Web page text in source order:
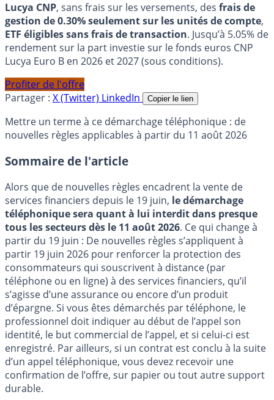
Lucya CNP, sans frais sur les versements, des frais de
gestion de 0.30% seulement sur les unités de compte,
ETF éligibles sans frais de transaction. Jusqu’à 5.05% de
rendement sur la part investie sur le fonds euros CNP
Lucya Euro B en 2026 et 2027 (sous conditions).
Profiter de l'offre
Partager : X (Twitter) LinkedIn Copier le lien
Mettre un terme à ce démarchage téléphonique : de
nouvelles règles applicables à partir du 11 août 2026
Sommaire de l'article
Alors que de nouvelles règles encadrent la vente de
services financiers depuis le 19 juin, le démarchage
téléphonique sera quant à lui interdit dans presque
tous les secteurs dès le 11 août 2026. Ce qui change à
partir du 19 juin : De nouvelles règles s’appliquent à
partir 19 juin 2026 pour renforcer la protection des
consommateurs qui souscrivent à distance (par
téléphone ou en ligne) à des services financiers, qu’il
s’agisse d’une assurance ou encore d’un produit
d’épargne. Si vous êtes démarchés par téléphone, le
professionnel doit indiquer au début de l’appel son
identité, le but commercial de l’appel, et si celui-ci est
enregistré. Par ailleurs, si un contrat est conclu à la suite
d’un appel téléphonique, vous devez recevoir une
confirmation de l’offre, sur papier ou tout autre support
durable.